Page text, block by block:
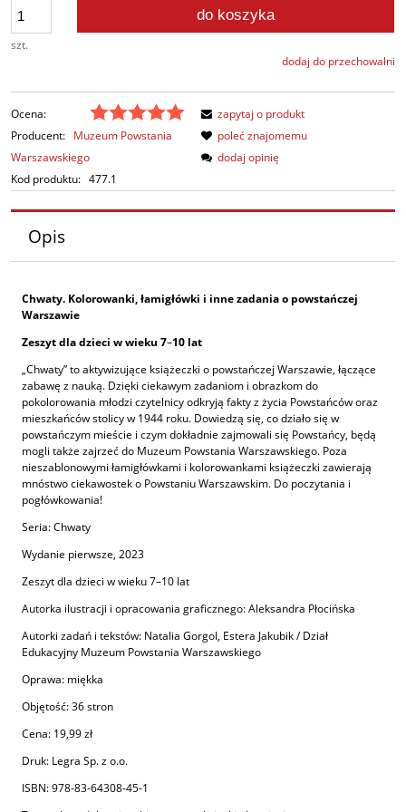
szt.
do koszyka
dodaj do przechowalni
Ocena:
Producent: Muzeum Powstania
Warszawskiego
Kod produktu: 477.1
zapytaj o produkt
poleć znajomemu
dodaj opinię
Opis
Chwaty. Kolorowanki, łamigłówki i inne zadania o powstańczej
Warszawie
Zeszyt dla dzieci w wieku 7–10 lat
„Chwaty” to aktywizujące książeczki o powstańczej Warszawie, łączące
zabawę z nauką. Dzięki ciekawym zadaniom i obrazkom do
pokolorowania młodzi czytelnicy odkryją fakty z życia Powstańców oraz
mieszkańców stolicy w 1944 roku. Dowiedzą się, co działo się w
powstańczym mieście i czym dokładnie zajmowali się Powstańcy, będą
mogli także zajrzeć do Muzeum Powstania Warszawskiego. Poza
nieszablonowymi łamigłówkami i kolorowankami książeczki zawierają
mnóstwo ciekawostek o Powstaniu Warszawskim. Do poczytania i
pogłówkowania!
Seria: Chwaty
Wydanie pierwsze, 2023
Zeszyt dla dzieci w wieku 7–10 lat
Autorka ilustracji i opracowania graficznego: Aleksandra Płocińska
Autorki zadań i tekstów: Natalia Gorgol, Estera Jakubik / Dział
Edukacyjny Muzeum Powstania Warszawskiego
Oprawa: miękka
Objętość: 36 stron
Cena: 19,99 zł
Druk: Legra Sp. z o.o.
ISBN: 978-83-64308-45-1